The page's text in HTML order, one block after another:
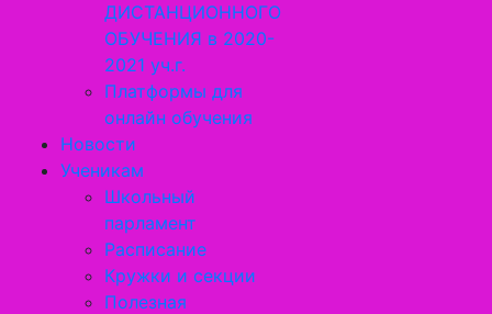
ДИСТАНЦИОННОГО
ОБУЧЕНИЯ в 2020-
2021 уч.г.
Платформы для
онлайн обучения
Новости
Ученикам
Школьный
парламент
Расписание
Кружки и секции
Полезная